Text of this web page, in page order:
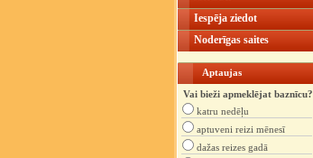
Iespēja ziedot
Noderīgas saites
Aptaujas
Vai bieži apmeklējat baznīcu?
katru nedēļu
aptuveni reizi mēnesī
dažas reizes gadā